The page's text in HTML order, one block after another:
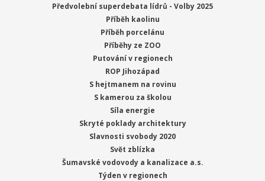
Předvolební superdebata lídrů - Volby 2025
Příběh kaolinu
Příběh porcelánu
Příběhy ze ZOO
Putování v regionech
ROP Jihozápad
S hejtmanem na rovinu
S kamerou za školou
Síla energie
Skryté poklady architektury
Slavnosti svobody 2020
Svět zblízka
Šumavské vodovody a kanalizace a.s.
Týden v regionech